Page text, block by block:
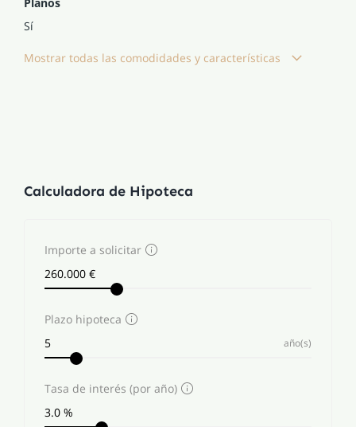
Sí
Mostrar todas las comodidades y características
Calculadora de Hipoteca
Importe a solicitar
Plazo hipoteca
año(s)
Tasa de interés (por año)